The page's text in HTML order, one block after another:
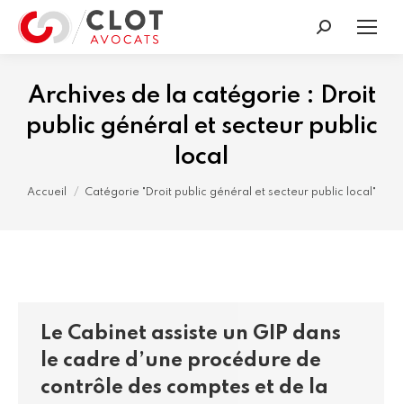
Recherche
Archives de la catégorie : Droit
public général et secteur public
local
Vous êtes ici :
Accueil Catégorie "Droit public général et secteur public local"
Le Cabinet assiste un GIP dans
le cadre d’une procédure de
contrôle des comptes et de la